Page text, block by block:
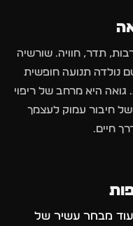
תדר, חוויה. שורשיה
נולדה תנועה חופשית
היא מרחב של ריפוי
חיבור עמוק לעצמך
חיים.
עוד מבחר עשיר של